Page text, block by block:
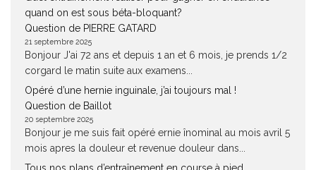
quand on est sous béta-bloquant?
Question de PIERRE GATARD
21 septembre 2025
Bonjour J'ai 72 ans et depuis 1 an et 6 mois, je prends 1/2
corgard le matin suite aux examens...
Opéré d’une hernie inguinale, j’ai toujours mal !
Question de Baillot
20 septembre 2025
Bonjour je me suis fait opéré ernie înominal au mois avril 5
mois apres la douleur et revenue douleur dans...